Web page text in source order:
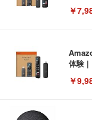
￥
体験 |
￥